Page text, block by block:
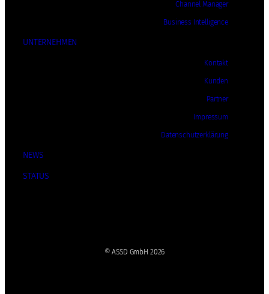
Channel Manager
Business Intelligence
UNTERNEHMEN
Kontakt
Kunden
Partner
Impressum
Datenschutzerklärung
NEWS
STATUS
© ASSD GmbH 2026